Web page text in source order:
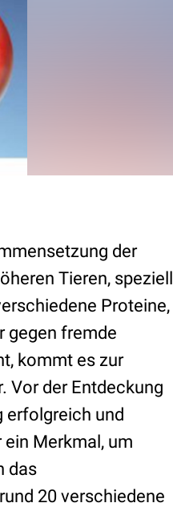
der
Tieren, speziell
Proteine,
gegen fremde
kommt es zur
Vor der Entdeckung
erfolgreich und
Merkmal, um
das
20 verschiedene